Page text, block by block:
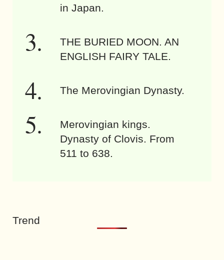
in Japan.
THE BURIED MOON. AN
ENGLISH FAIRY TALE.
The Merovingian Dynasty.
Merovingian kings.
Dynasty of Clovis. From
511 to 638.
Trend